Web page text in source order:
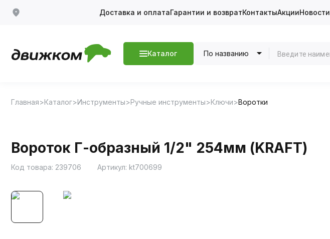
Доставка и оплатаГарантии и возвратКонтактыАкцииНовости
Каталог По названию
Главная Каталог Инструменты Ручные инструменты Ключи Воротки
Вороток Г-образный 1/2" 254мм (KRAFT)
Код товара: 239706 Артикул: kt700699